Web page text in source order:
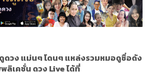
ดวง แม่นๆ โดนๆ แหล่งรวมหมอดูชื่อดัง
ลิเคชั่น ดวง Live ได้ที่